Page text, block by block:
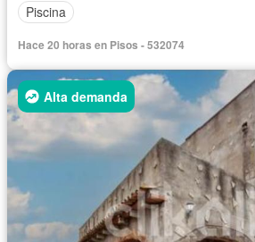
Piscina
Hace 20 horas en Pisos - 532074
Alta demanda